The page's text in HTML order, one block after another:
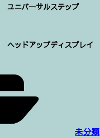
ユニバーサルステップ
ヘッドアップディスプレイ
未分類